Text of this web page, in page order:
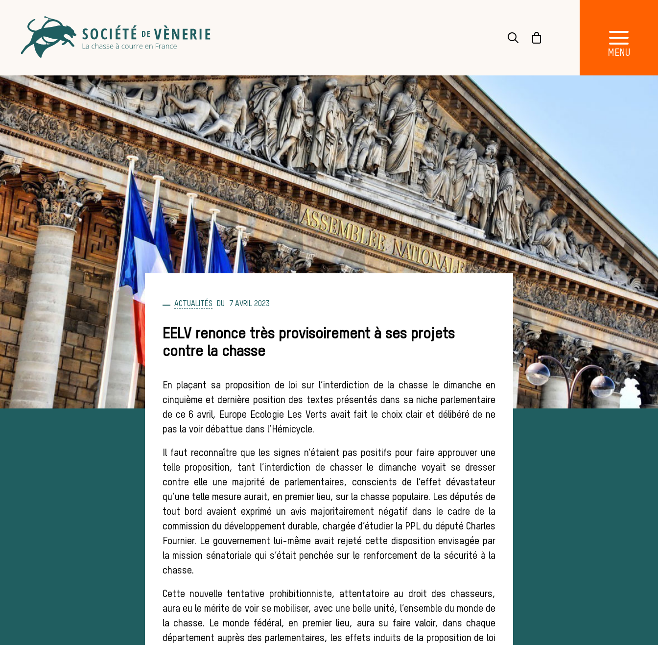
ACTUALITÉS 7 AVRIL 2023
EELV renonce très provisoirement à ses projets
contre la chasse
En plaçant sa proposition de loi sur l’interdiction de la chasse le dimanche en
cinquième et dernière position des textes présentés dans sa niche parlementaire
de ce 6 avril, Europe Ecologie Les Verts avait fait le choix clair et délibéré de ne
pas la voir débattue dans l’Hémicycle.
Il faut reconnaître que les signes n’étaient pas positifs pour faire approuver une
telle proposition, tant l’interdiction de chasser le dimanche voyait se dresser
contre elle une majorité de parlementaires, conscients de l’effet dévastateur
qu’une telle mesure aurait, en premier lieu, sur la chasse populaire. Les députés de
tout bord avaient exprimé un avis majoritairement négatif dans le cadre de la
commission du développement durable, chargée d’étudier la PPL du député Charles
Fournier. Le gouvernement lui-même avait rejeté cette disposition envisagée par
la mission sénatoriale qui s’était penchée sur le renforcement de la sécurité à la
chasse.
Cette nouvelle tentative prohibitionniste, attentatoire au droit des chasseurs,
aura eu le mérite de voir se mobiliser, avec une belle unité, l’ensemble du monde de
la chasse. Le monde fédéral, en premier lieu, aura su faire valoir, dans chaque
département auprès des parlementaires, les effets induits de la proposition de loi